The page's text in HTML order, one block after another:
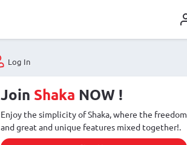
Log In
Join Shaka NOW !
Enjoy the simplicity of Shaka, where the freedom
and great and unique features mixed together!.